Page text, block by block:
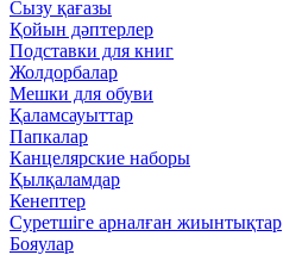
Сызу қағазы
Қойын дәптерлер
Подставки для книг
Жолдорбалар
Мешки для обуви
Қаламсауыттар
Папкалар
Канцелярские наборы
Қылқаламдар
Кенептер
Суретшіге арналған жиынтықтар
Бояулар